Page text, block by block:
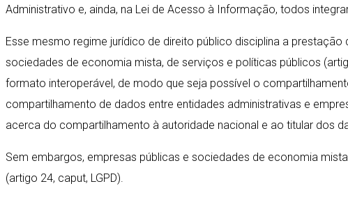
Administrativo e, ainda, na Lei de Acesso à Informação, todos
Esse mesmo regime jurídico de direito público disciplina a
sociedades de economia mista, de serviços e políticas públicos
formato interoperável, de modo que seja possível o
compartilhamento de dados entre entidades administrativas e
acerca do compartilhamento à autoridade nacional e ao titular dos
Sem embargos, empresas públicas e sociedades de economia
(artigo 24, caput, LGPD).